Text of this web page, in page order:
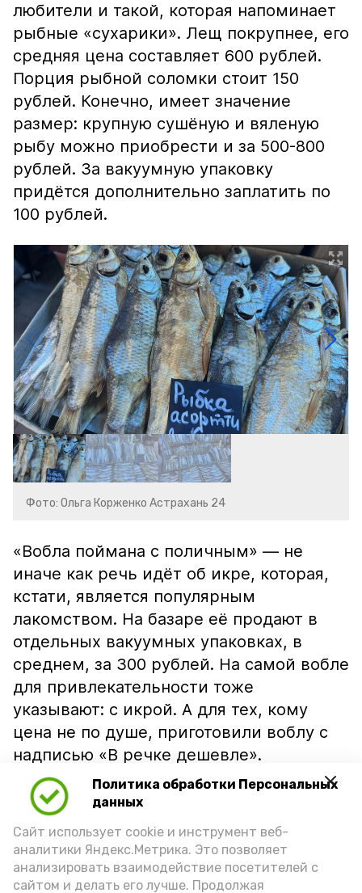
Политика обработки Персональных
данных
Сайт использует cookie и инструмент веб-
аналитики Яндекс.Метрика. Это позволяет
анализировать взаимодействие посетителей с
сайтом и делать его лучше. Продолжая
любители и такой, которая напоминает
рыбные «сухарики». Лещ покрупнее, его
средняя цена составляет 600 рублей.
Порция рыбной соломки стоит 150
рублей. Конечно, имеет значение
размер: крупную сушёную и вяленую
рыбу можно приобрести и за 500-800
рублей. За вакуумную упаковку
придётся дополнительно заплатить по
100 рублей.
Фото: Ольга Корженко Астрахань 24
«Вобла поймана с поличным» — не
иначе как речь идёт об икре, которая,
кстати, является популярным
лакомством. На базаре её продают в
отдельных вакуумных упаковках, в
среднем, за 300 рублей. На самой вобле
для привлекательности тоже
указывают: с икрой. А для тех, кому
цена не по душе, приготовили воблу с
надписью «В речке дешевле».